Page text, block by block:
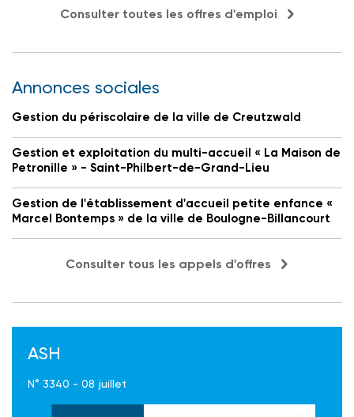
Consulter toutes les offres d'emploi
Annonces sociales
Gestion du périscolaire de la ville de Creutzwald
Gestion et exploitation du multi-accueil « La Maison de
Petronille » - Saint-Philbert-de-Grand-Lieu
Gestion de l'établissement d'accueil petite enfance «
Marcel Bontemps » de la ville de Boulogne-Billancourt
Consulter tous les appels d'offres
ASH
N° 3340 - 08 juillet